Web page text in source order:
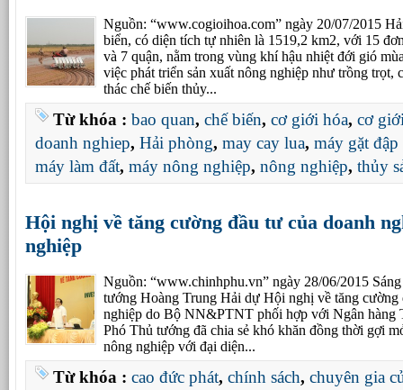
Nguồn: “www.cogioihoa.com” ngày 20/07/2015
biển, có diện tích tự nhiên là 1519,2 km2, với 15
và 7 quận, nằm trong vùng khí hậu nhiệt đới gió
việc phát triển sản xuất nông nghiệp như trồng trọt,
thác chế biến thủy...
Từ khóa : bao quan, chế biến, cơ giới hóa, cơ
doanh nghiep, Hải phòng, may cay lua, máy gặt
máy làm đất, máy nông nghiệp, nông nghiệp, thủy
Hội nghị về tăng cường đầu tư của doanh
nghiệp
Nguồn: “www.chinhphu.vn” ngày 28/06/2015
tướng Hoàng Trung Hải dự Hội nghị về tăng
nghiệp do Bộ NN&PTNT phối hợp với Ngân hàng
Phó Thủ tướng đã chia sẻ khó khăn đồng thời gợi
nông nghiệp với đại diện...
Từ khóa : cao đức phát, chính sách, chuyên gia